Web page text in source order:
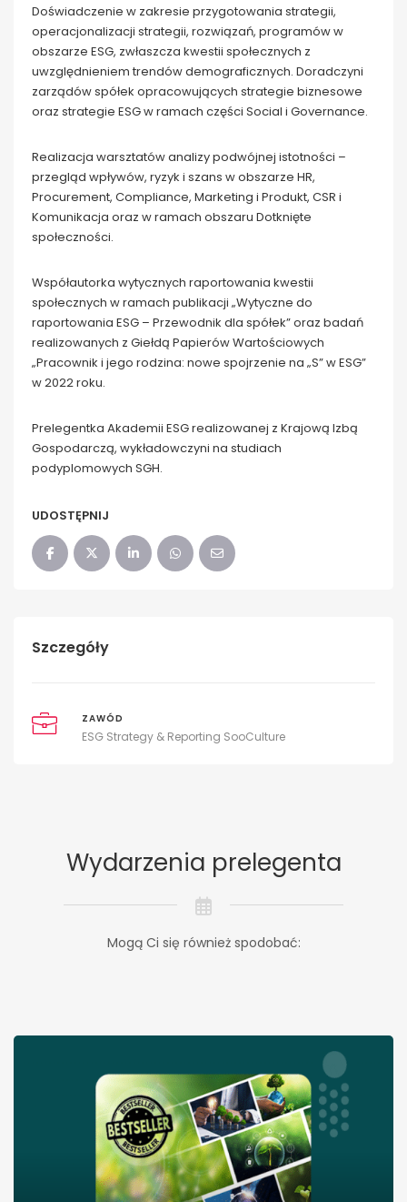
Doświadczenie w zakresie przygotowania strategii,
operacjonalizacji strategii, rozwiązań, programów w
obszarze ESG, zwłaszcza kwestii społecznych z
uwzględnieniem trendów demograficznych. Doradczyni
zarządów spółek opracowujących strategie biznesowe
oraz strategie ESG w ramach części Social i Governance.
Realizacja warsztatów analizy podwójnej istotności –
przegląd wpływów, ryzyk i szans w obszarze HR,
Procurement, Compliance, Marketing i Produkt, CSR i
Komunikacja oraz w ramach obszaru Dotknięte
społeczności.
Współautorka wytycznych raportowania kwestii
społecznych w ramach publikacji „Wytyczne do
raportowania ESG – Przewodnik dla spółek” oraz badań
realizowanych z Giełdą Papierów Wartościowych
„Pracownik i jego rodzina: nowe spojrzenie na „S” w ESG”
w 2022 roku.
Prelegentka Akademii ESG realizowanej z Krajową Izbą
Gospodarczą, wykładowczyni na studiach
podyplomowych SGH.
UDOSTĘPNIJ
Szczegóły
ZAWÓD
ESG Strategy & Reporting SooCulture
Wydarzenia prelegenta
Mogą Ci się również spodobać: